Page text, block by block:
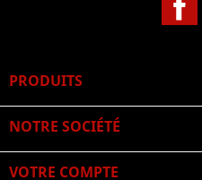
PRODUITS
NOTRE SOCIÉTÉ
VOTRE COMPTE